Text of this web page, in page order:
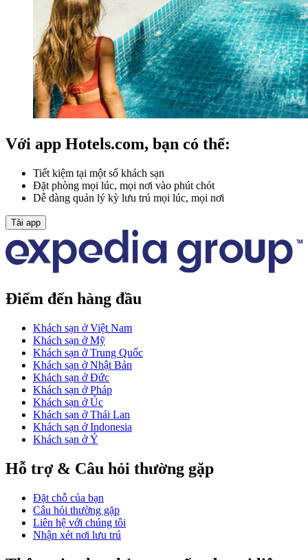
Với app Hotels.com, bạn có thể:
Tiết kiệm tại một số khách sạn
Đặt phòng mọi lúc, mọi nơi vào phút chót
Dễ dàng quản lý kỳ lưu trú mọi lúc, mọi nơi
Tải app
Điểm đến hàng đầu
Khách sạn ở Việt Nam
Khách sạn ở Mỹ
Khách sạn ở Trung Quốc
Khách sạn ở Nhật Bản
Khách sạn ở Đức
Khách sạn ở Pháp
Khách sạn ở Úc
Khách sạn ở Thái Lan
Khách sạn ở Indonesia
Khách sạn ở Ý
Hỗ trợ & Câu hỏi thường gặp
Đặt chỗ của bạn
Câu hỏi thường gặp
Liên hệ với chúng tôi
Nhận xét nơi lưu trú